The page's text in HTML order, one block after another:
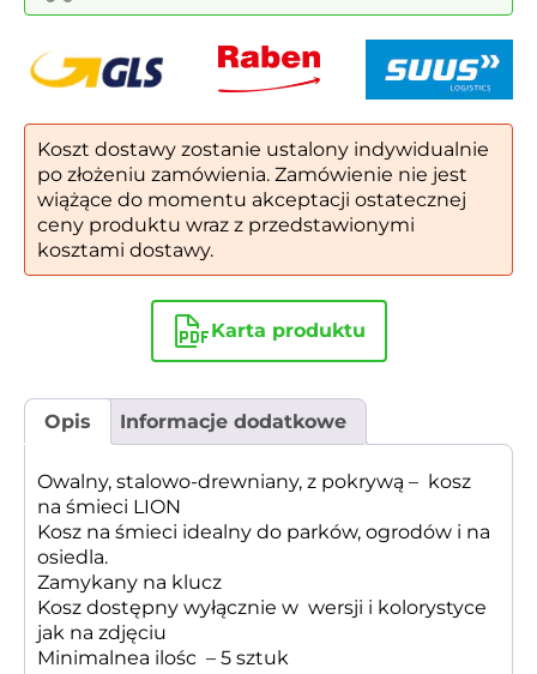
Koszt dostawy zostanie ustalony indywidualnie
po złożeniu zamówienia. Zamówienie nie jest
wiążące do momentu akceptacji ostatecznej
ceny produktu wraz z przedstawionymi
kosztami dostawy.
Karta produktu
Opis Informacje dodatkowe
Owalny, stalowo-drewniany, z pokrywą – kosz
na śmieci LION
Kosz na śmieci idealny do parków, ogrodów i na
osiedla.
Zamykany na klucz
Kosz dostępny wyłącznie w wersji i kolorystyce
jak na zdjęciu
Minimalnea ilośc – 5 sztuk